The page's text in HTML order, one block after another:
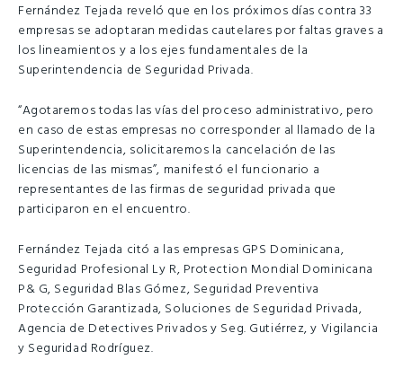
Fernández Tejada reveló que en los próximos días contra 33
empresas se adoptaran medidas cautelares por faltas graves a
los lineamientos y a los ejes fundamentales de la
Superintendencia de Seguridad Privada.
“Agotaremos todas las vías del proceso administrativo, pero
en caso de estas empresas no corresponder al llamado de la
Superintendencia, solicitaremos la cancelación de las
licencias de las mismas”, manifestó el funcionario a
representantes de las firmas de seguridad privada que
participaron en el encuentro.
Fernández Tejada citó a las empresas GPS Dominicana,
Seguridad Profesional Ly R, Protection Mondial Dominicana
P& G, Seguridad Blas Gómez, Seguridad Preventiva
Protección Garantizada, Soluciones de Seguridad Privada,
Agencia de Detectives Privados y Seg. Gutiérrez, y Vigilancia
y Seguridad Rodríguez.